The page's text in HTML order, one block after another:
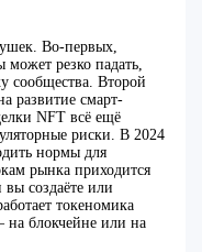
Во-первых,
может резко падать,
сообщества. Второй
развитие смарт-
NFT всё ещё
риски. В 2024
нормы для
рынка приходится
создаёте или
токеномика
на блокчейне или на